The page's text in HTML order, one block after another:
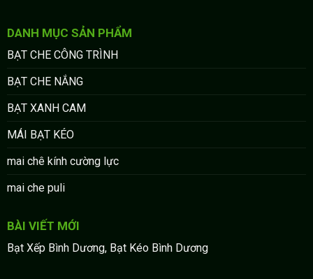
DANH MỤC SẢN PHẨM
BẠT CHE CÔNG TRÌNH
BẠT CHE NẮNG
BẠT XANH CAM
MÁI BẠT KÉO
mai chê kính cường lực
mai che puli
BÀI VIẾT MỚI
Bạt Xếp Bình Dương, Bạt Kéo Bình Dương